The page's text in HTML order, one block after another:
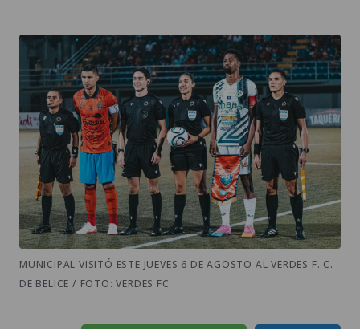
MUNICIPAL VISITÓ ESTE JUEVES 6 DE AGOSTO AL VERDES F. C.
DE BELICE / FOTO: VERDES FC